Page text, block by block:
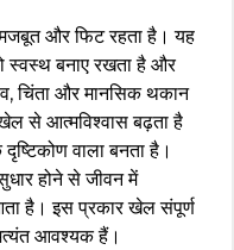
और फिट रहता है। यह
स्वस्थ बनाए रखता है और
चिंता और मानसिक थकान
से आत्मविश्वास बढ़ता है
वाला बनता है।
होने से जीवन में
है। इस प्रकार खेल संपूर्ण
आवश्यक हैं।